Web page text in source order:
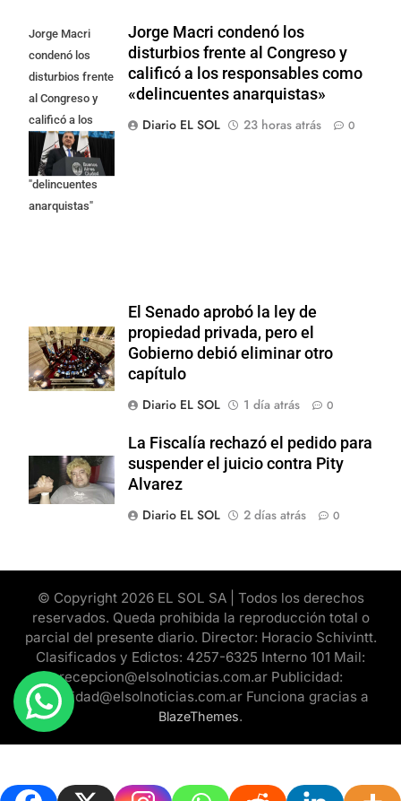
Jorge Macri
condenó los
disturbios frente
al Congreso y
calificó a los
responsables
como
"delincuentes
anarquistas"
Jorge Macri condenó los
disturbios frente al Congreso y
calificó a los responsables como
«delincuentes anarquistas»
Diario EL SOL
23 horas atrás 0
El Senado aprobó la ley de
propiedad privada, pero el
Gobierno debió eliminar otro
capítulo
Diario EL SOL
1 día atrás 0
La Fiscalía rechazó el pedido para
suspender el juicio contra Pity
Alvarez
Diario EL SOL
2 días atrás 0
© Copyright 2026 EL SOL SA | Todos los derechos
reservados. Queda prohibida la reproducción total o
parcial del presente diario. Director: Horacio Schivintt.
Clasificados y Edictos: 4257-6325 Interno 101 Mail:
recepcion@elsolnoticias.com.ar Publicidad:
publicidad@elsolnoticias.com.ar Funciona gracias a
BlazeThemes.